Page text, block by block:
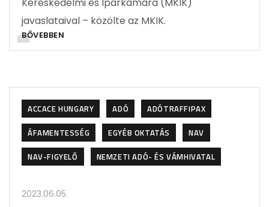
javaslataival – közölte az MKIK.
BŐVEBBEN
ACCACE HUNGARY ADÓ
ADÓTRAFFIPAX
ÁFAMENTESSÉG
EGYÉB OKTATÁS
NAV
NAV-FIGYELŐ
NEMZETI ADÓ- ÉS VÁMHIVATAL
2023.06.05.